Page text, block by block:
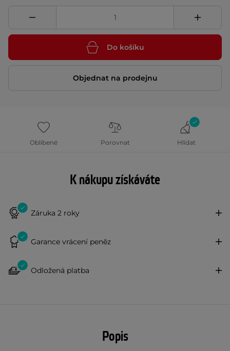
Do košíku
Objednat na prodejnu
Oblíbené Porovnat Hlídat
K nákupu získáváte
Záruka 2 roky
Garance vrácení peněz
Odložená platba
Popis